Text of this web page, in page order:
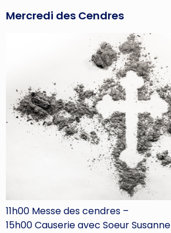
Mercredi des Cendres
11h00 Messe des cendres –
15h00 Causerie avec Soeur Susanne